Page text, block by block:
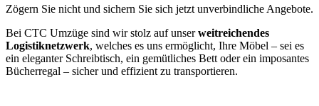
Zögern Sie nicht und sichern Sie sich jetzt unverbindliche Angebote.
Bei CTC Umzüge sind wir stolz auf unserweitreichendes
Logistiknetzwerk, welches es uns ermöglicht, Ihre Möbel – sei es
ein eleganter Schreibtisch, ein gemütliches Bett oder ein imposantes
Bücherregal – sicher und effizient zu transportieren.